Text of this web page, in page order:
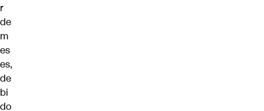
r
de
m
es
es,
de
bi
do